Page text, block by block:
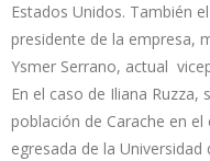
Estados Unidos. También
presidente de la empresa,
Ysmer Serrano, actual
En el caso de Iliana Ruzza,
población de Carache en
egresada de la